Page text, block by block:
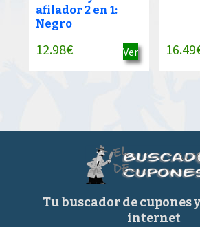
afilador 2 en 1:
Negro
12.98€ Ver 16.49
Tu buscador de cupones
internet